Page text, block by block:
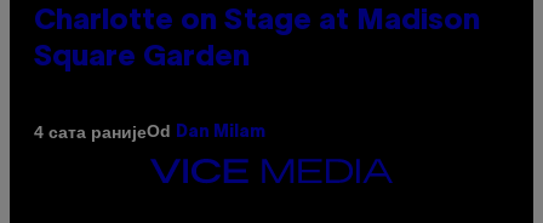
Charlotte on Stage at Madison
Square Garden
4 сата ранијеOd Dan Milam
VICE
MEDIA